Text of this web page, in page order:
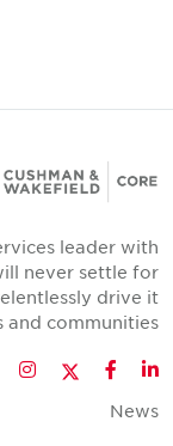
leader with
never settle for
drive it
and communities.
LinkedIn
Facebook
Twitter
News